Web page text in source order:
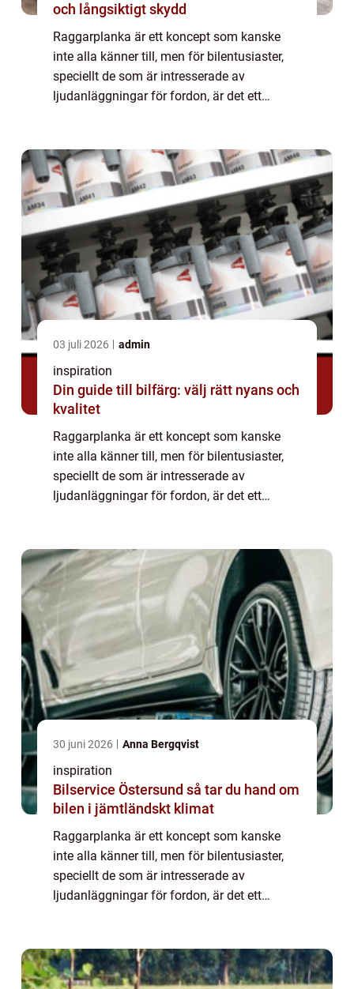
och långsiktigt skydd
Raggarplanka är ett koncept som kanske
inte alla känner till, men för bilentusiaster,
speciellt de som är intresserade av
ljudanläggningar för fordon, är det ett
03 juli 2026 admin
inspiration
Din guide till bilfärg: välj rätt nyans och
kvalitet
Raggarplanka är ett koncept som kanske
inte alla känner till, men för bilentusiaster,
speciellt de som är intresserade av
ljudanläggningar för fordon, är det ett
30 juni 2026 Anna Bergqvist
inspiration
Bilservice Östersund så tar du hand om
bilen i jämtländskt klimat
Raggarplanka är ett koncept som kanske
inte alla känner till, men för bilentusiaster,
speciellt de som är intresserade av
ljudanläggningar för fordon, är det ett